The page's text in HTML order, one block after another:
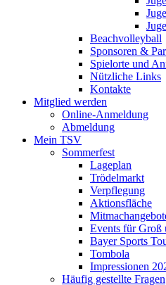
Beachvolleyball
Sponsoren &
Spielorte und
Nützliche Links
Kontakte
Mitglied werden
Online-Anmeldung
Abmeldung
Mein TSV
Sommerfest
Lageplan
Trödelmarkt
Verpflegung
Aktionsfläche
Events für Groß
Bayer Sports
Tombola
Impressionen
Häufig gestellte Fragen